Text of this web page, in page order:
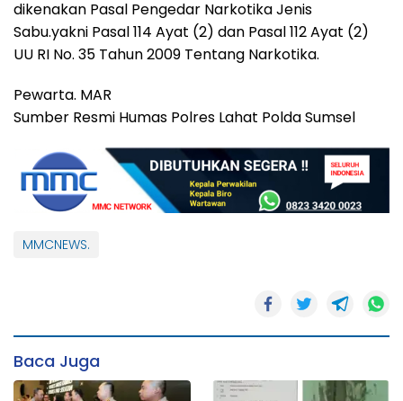
dikenakan Pasal Pengedar Narkotika Jenis
Sabu.yakni Pasal 114 Ayat (2) dan Pasal 112 Ayat (2)
UU RI No. 35 Tahun 2009 Tentang Narkotika.
Pewarta. MAR
Sumber Resmi Humas Polres Lahat Polda Sumsel
MMCNEWS.
Baca Juga